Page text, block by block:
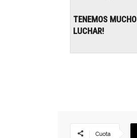
TENEMOS
LUCHAR!
Cuota